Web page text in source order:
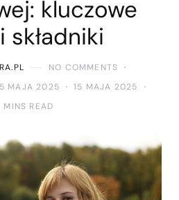
kluczowe
składniki
NO COMMENTS
MAJA 2025
15 MAJA 2025
MINS READ